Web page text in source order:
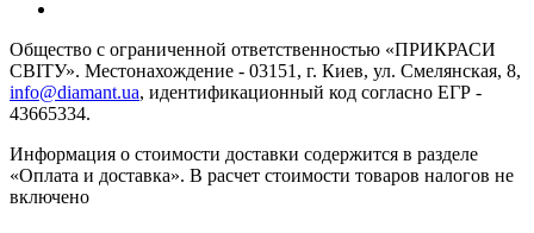
Общество с ограниченной ответственностью «ПРИКРАСИ
СВІТУ». Местонахождение - 03151, г. Киев, ул. Смелянская, 8,
info@diamant.ua, идентификационный код согласно ЕГР -
43665334.
Информация о стоимости доставки содержится в разделе
«Оплата и доставка». В расчет стоимости товаров налогов не
включено